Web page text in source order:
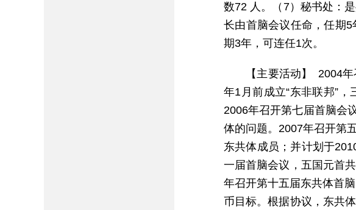
数72 人。（7）秘书处：
长由首脑会议任命，任期
期3年，可连任1次。
【主要活动】 2004
年1月前成立“东非联邦”
2006年召开第七届首脑会
体的问题。2007年召开第
东共体成员；并计划于
一届首脑会议，五国元首
年召开第十五届东共体首
币目标。根据协议，东共